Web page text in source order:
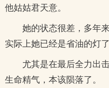
他姑姑君天意。
她的状态很差，多年
实际上她已经是省油的灯了
尤其是在最后全力出
生命精气，本该陨落了。